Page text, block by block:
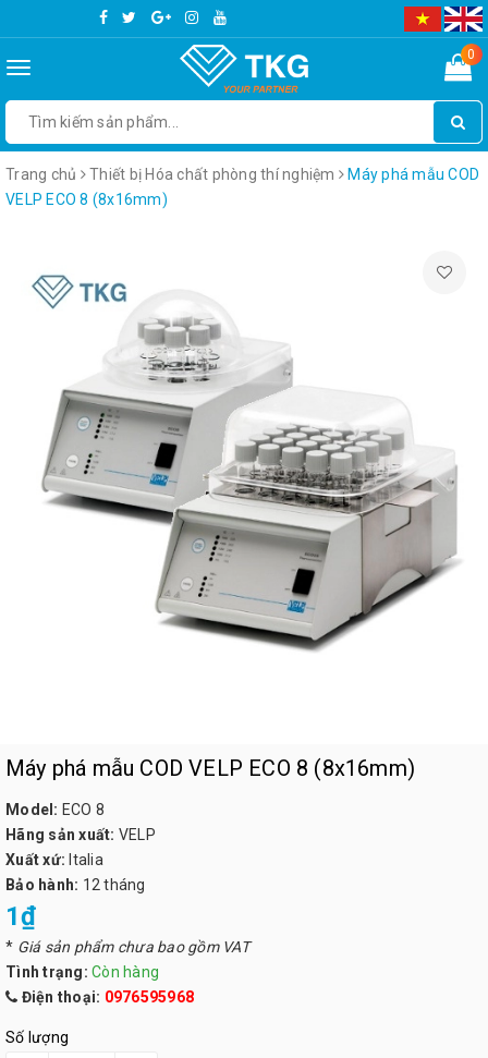
Toggle
0
Trang chủ Thiết bị Hóa chất phòng thí nghiệm
Máy phá mẫu COD
VELP ECO 8 (8x16mm)
Máy phá mẫu COD VELP ECO 8 (8x16mm)
Model: ECO 8
Hãng sản xuất: VELP
Xuất xứ: Italia
Bảo hành: 12 tháng
1₫
* Giá sản phẩm chưa bao gồm VAT
Tình trạng: Còn hàng
Điện thoại: 0976595968
Số lượng